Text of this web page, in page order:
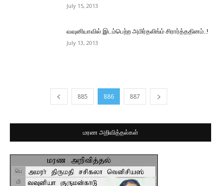
July 15, 2013
வவுனியாவில் இடம்பெற்ற அமிர்தலிங்ம் சிரார்த்ததினம்..!
July 13, 2013
885 886 887
மரண அறிவித்தல்கள்